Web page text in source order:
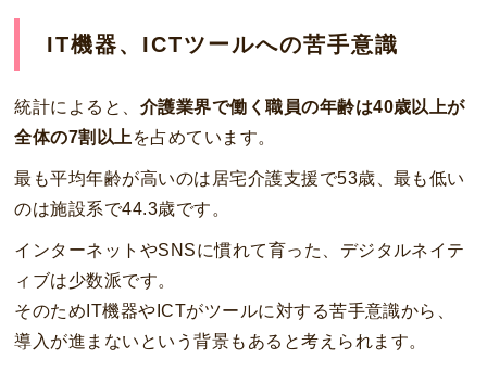
IT機器、ICTツールへの苦手意識
統計によると、 介護業界で働く職員の年齢は40歳以上が
全体の7割以上 を占めています。
最も平均年齢が高いのは居宅介護支援で53歳、最も低い
のは施設系で44.3歳です。
インターネットやSNSに慣れて育った、デジタルネイテ
ィブは少数派です。
そのためIT機器やICTがツールに対する苦手意識から、
導入が進まないという背景もあると考えられます。